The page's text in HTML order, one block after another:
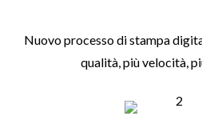
Nuovo processo di stampa
qualità, più velocità,